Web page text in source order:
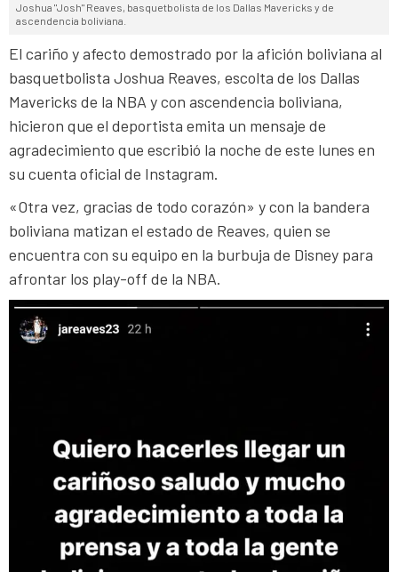
Joshua "Josh" Reaves, basquetbolista de los Dallas Mavericks y de
ascendencia boliviana.
El cariño y afecto demostrado por la afición boliviana al
basquetbolista Joshua Reaves, escolta de los Dallas
Mavericks de la NBA y con ascendencia boliviana,
hicieron que el deportista emita un mensaje de
agradecimiento que escribió la noche de este lunes en
su cuenta oficial de Instagram.
«Otra vez, gracias de todo corazón» y con la bandera
boliviana matizan el estado de Reaves, quien se
encuentra con su equipo en la burbuja de Disney para
afrontar los play-off de la NBA.